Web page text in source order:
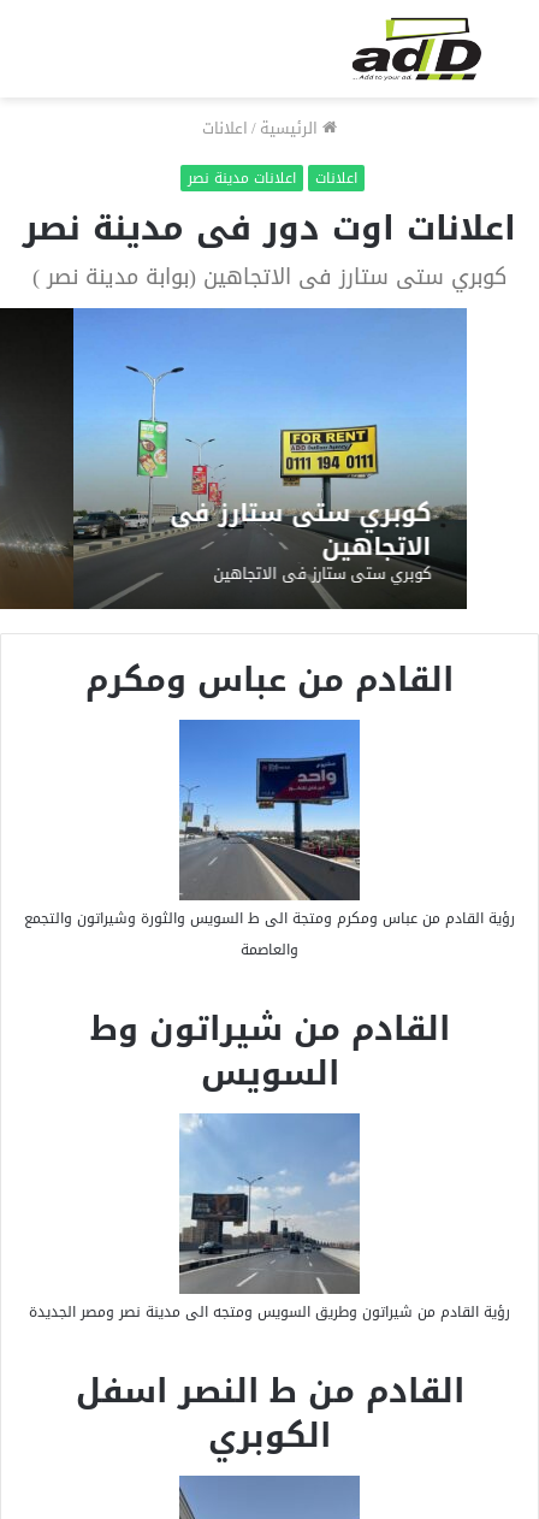
الرئيسية/اعلانات
اعلانات اعلانات مدينة نصر
اعلانات اوت دور فى مدينة نصر
كوبري ستى ستارز فى الاتجاهين (بوابة مدينة نصر )
كوبري ستى ستارز فى
الاتجاهين
كوبري ستى ستارز فى الاتجاهين
القادم من عباس ومكرم
رؤية القادم من عباس ومكرم ومتجة الى ط السويس والثورة وشيراتون والتجمع
والعاصمة
القادم من شيراتون وط
السويس
رؤية القادم من شيراتون وطريق السويس ومتجه الى مدينة نصر ومصر الجديدة
القادم من ط النصر اسفل
الكوبري